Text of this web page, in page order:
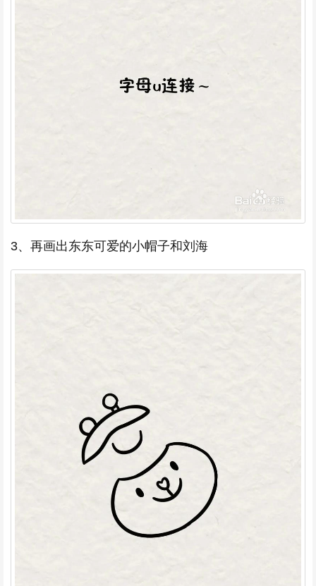
3、再画出东东可爱的小帽子和刘海